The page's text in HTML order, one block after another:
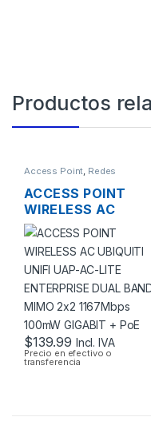
Productos
Access Point, Redes
ACCESS POINT
WIRELESS AC
UBIQUITI UNIFI UAP-
AC-LITE
DUAL BAND MIMO
2×2 1167MBPS
100MW GIGABIT +
POE
$139.99 Incl. IVA
Precio en efectivo o
transferencia